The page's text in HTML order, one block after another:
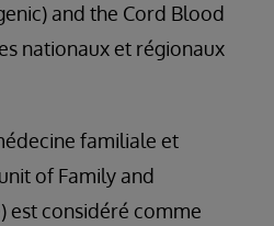
and the Cord Blood
nationaux et régionaux
familiale et
of Family and
est considéré comme